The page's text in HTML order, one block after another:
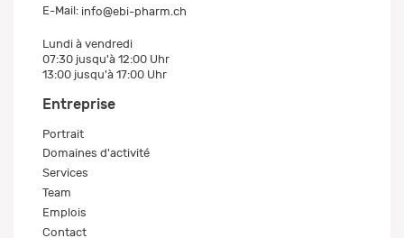
E-Mail: info@ebi-pharm.ch
Lundi à vendredi
07:30 jusqu'à 12:00 Uhr
13:00 jusqu'à 17:00 Uhr
Entreprise
Portrait
Domaines d'activité
Services
Team
Emplois
Contact